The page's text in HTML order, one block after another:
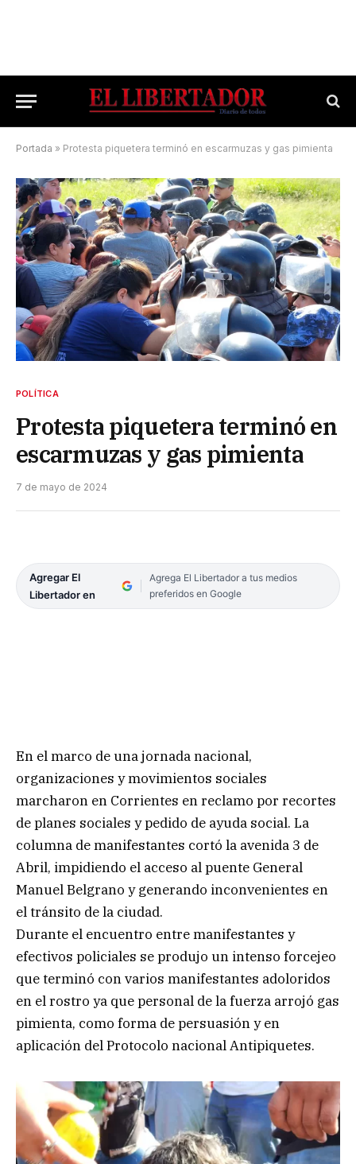
Portada » Protesta piquetera terminó en escarmuzas y gas pimienta
POLÍTICA
Protesta piquetera terminó en
escarmuzas y gas pimienta
7 de mayo de 2024
Agregar El
Libertador en
Agrega El Libertador a tus medios
preferidos en Google
En el marco de una jornada nacional,
organizaciones y movimientos sociales
marcharon en Corrientes en reclamo por recortes
de planes sociales y pedido de ayuda social. La
columna de manifestantes cortó la avenida 3 de
Abril, impidiendo el acceso al puente General
Manuel Belgrano y generando inconvenientes en
el tránsito de la ciudad.
Durante el encuentro entre manifestantes y
efectivos policiales se produjo un intenso forcejeo
que terminó con varios manifestantes adoloridos
en el rostro ya que personal de la fuerza arrojó gas
pimienta, como forma de persuasión y en
aplicación del Protocolo nacional Antipiquetes.